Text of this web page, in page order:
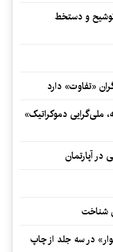
و دستخط
«تفاوت» دارد
ملی‌گرایی دموکراتیک»
در آپارتمان
شناخت
در سه جلد از چاپ